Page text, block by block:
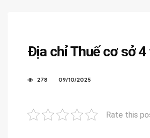
Địa chỉ Thuế cơ sở
278 09/10/2025
Rate this